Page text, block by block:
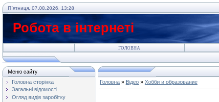
П`ятниця, 07.08.2026, 13:28
Робота в інтернеті
ГОЛОВНА
Меню сайту
Головна сторінка
Загальні відомості
Огляд видів заробітку
Головна » Відео » Хобби и образование